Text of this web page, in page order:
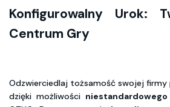
Konfigurowalny Urok:
Centrum Gry
Odzwierciedlaj tożsamość swojej firmy
dzięki możliwości